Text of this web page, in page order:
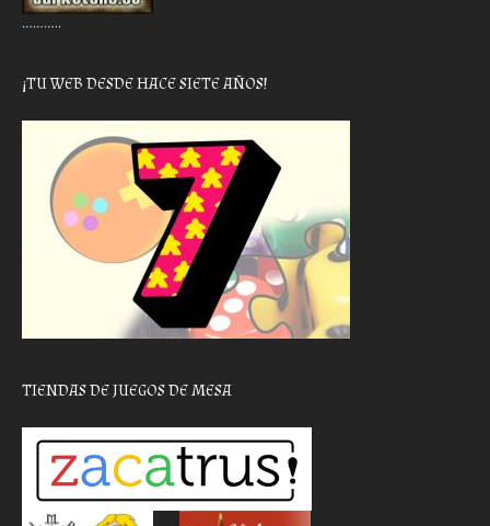
………..
¡TU WEB DESDE HACE SIETE AÑOS!
TIENDAS DE JUEGOS DE MESA